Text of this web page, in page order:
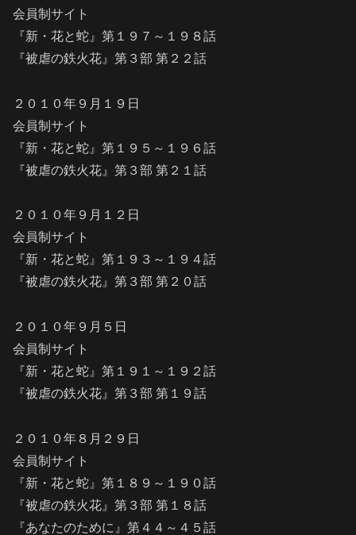
会員制サイト
『新・花と蛇』第１９７～１９８話
『被虐の鉄火花』第３部 第２２話
２０１０年９月１９日
会員制サイト
『新・花と蛇』第１９５～１９６話
『被虐の鉄火花』第３部 第２１話
２０１０年９月１２日
会員制サイト
『新・花と蛇』第１９３～１９４話
『被虐の鉄火花』第３部 第２０話
２０１０年９月５日
会員制サイト
『新・花と蛇』第１９１～１９２話
『被虐の鉄火花』第３部 第１９話
２０１０年８月２９日
会員制サイト
『新・花と蛇』第１８９～１９０話
『被虐の鉄火花』第３部 第１８話
『あなたのために』第４４～４５話